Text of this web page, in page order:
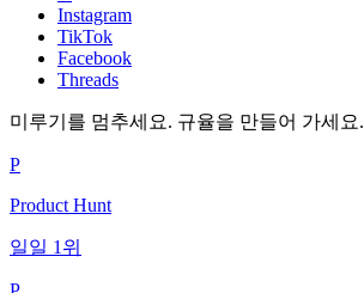
Instagram
TikTok
Facebook
Threads
미루기를 멈추세요. 규율을 만들어 가세요.
P
Product Hunt
일일 1위